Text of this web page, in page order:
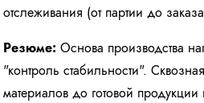
отслеживания (от партии до
Резюме: Основа производства
"контроль стабильности".
материалов до готовой продукции